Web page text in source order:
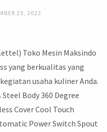
23, 2023
Toko Mesin Maksindo
yang berkualitas yang
usaha kuliner Anda.
Body 360 Degree
Cover Cool Touch
Power Switch Spout